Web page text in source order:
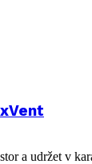
a udržet v